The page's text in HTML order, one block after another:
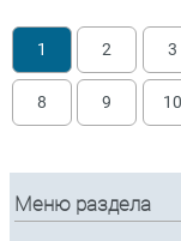
1 2 3
8 9 10
Меню раздела